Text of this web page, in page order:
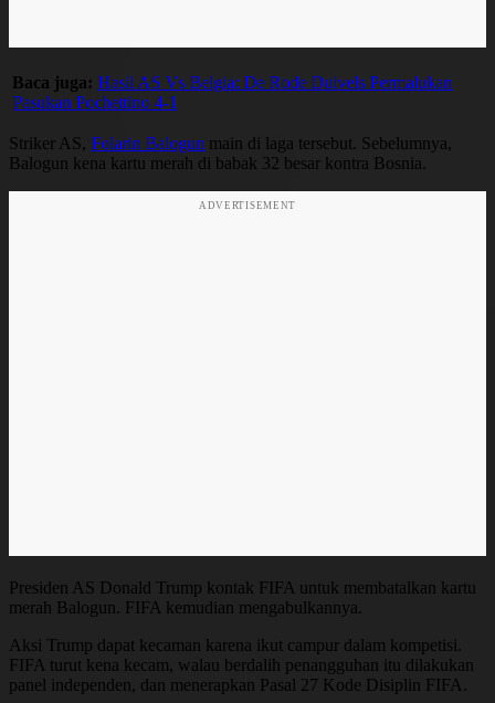
Baca juga: Hasil AS Vs Belgia: De Rode Duivels Permalukan
Pasukan Pochettino 4-1
Striker AS, Folarin Balogun main di laga tersebut. Sebelumnya,
Balogun kena kartu merah di babak 32 besar kontra Bosnia.
ADVERTISEMENT
Presiden AS Donald Trump kontak FIFA untuk membatalkan kartu
merah Balogun. FIFA kemudian mengabulkannya.
Aksi Trump dapat kecaman karena ikut campur dalam kompetisi.
FIFA turut kena kecam, walau berdalih penangguhan itu dilakukan
panel independen, dan menerapkan Pasal 27 Kode Disiplin FIFA.